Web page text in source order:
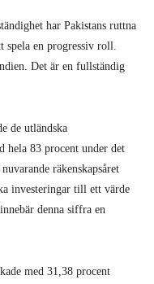
har Pakistans ruttna
spela en progressiv roll.
Det är en fullständig
de utländska
hela 83 procent under det
räkenskapsåret
investeringar till ett värde
denna siffra en
med 31,38 procent